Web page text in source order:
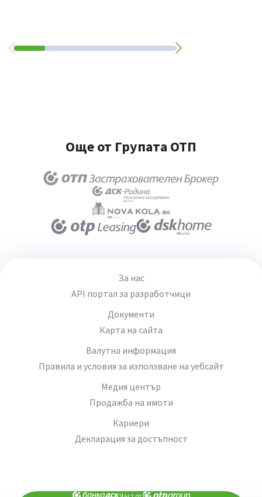
Още от Групата ОТП
За нас
API портал за разработчици
Документи
Карта на сайта
Валутна информация
Правила и условия за използване на уебсайт
Медия център
Продажба на имоти
Кариери
Декларация за достъпност